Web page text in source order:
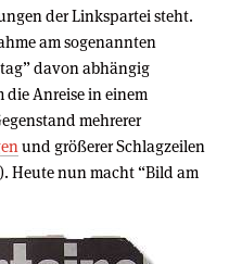
der Linkspartei steht.
am sogenannten
davon abhängig
die Anreise in einem
mehrerer
und größerer Schlagzeilen
). Heute nun macht “Bild am